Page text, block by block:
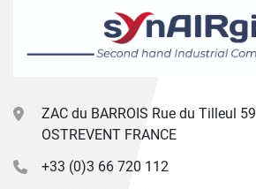
ZAC du BARROIS Rue du Tilleul
OSTREVENT FRANCE
+33 (0)3 66 720 112